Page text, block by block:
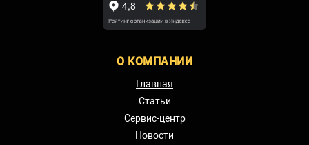
О КОМПАНИИ
Главная
Статьи
Сервис-центр
Новости